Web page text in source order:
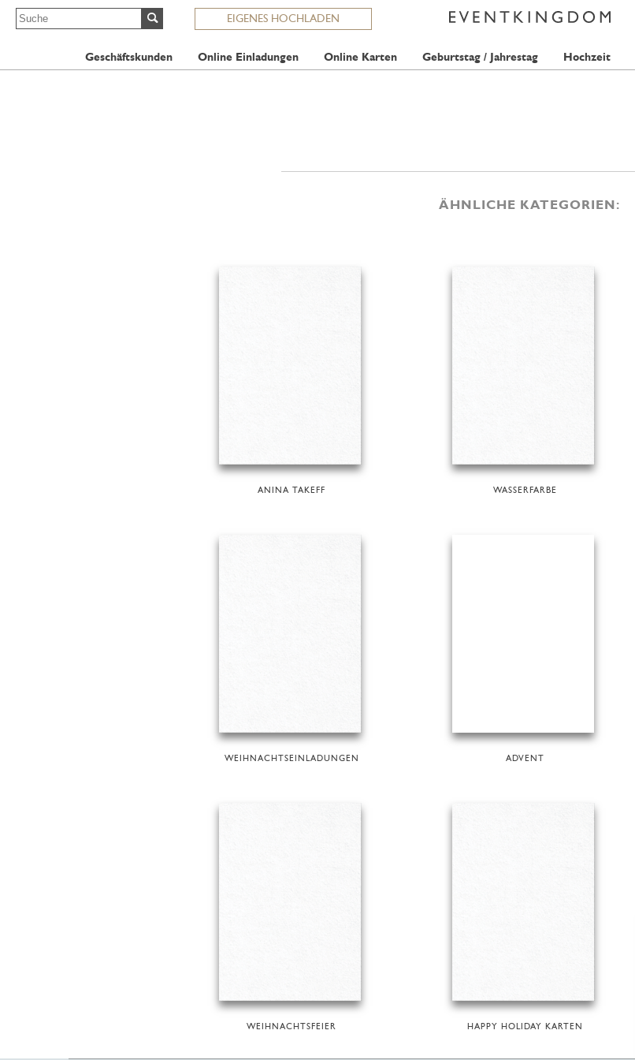
EIGENES HOCHLADEN
Geschäftskunden Online Einladungen Online Karten Geburtstag / Jahrestag Hochzeit
ÄHNLICHE KATEGORIEN:
ANINA TAKEFF WASSERFARBE
WEIHNACHTSEINLADUNGEN ADVENT
WEIHNACHTSFEIER HAPPY HOLIDAY KARTEN